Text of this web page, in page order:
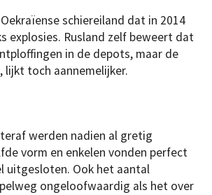
schiereiland dat in 2014
explosies. Rusland zelf beweert dat
in de depots, maar de
lijkt toch aannemelijker.
werden nadien al gretig
vorm en enkelen vonden perfect
uitgesloten. Ook het aantal
ongeloofwaardig als het over